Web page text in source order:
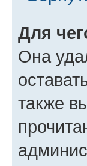
Для
Она
также